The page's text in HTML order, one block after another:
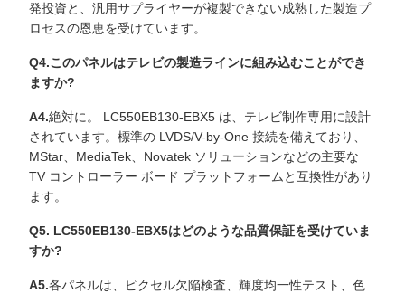
発投資と、汎用サプライヤーが複製できない成熟した製造プ
ロセスの恩恵を受けています。
Q4.このパネルはテレビの製造ラインに組み込むことができ
ますか?
A4.絶対に。 LC550EB130-EBX5 は、テレビ制作専用に設計
されています。標準の LVDS/V-by-One 接続を備えており、
MStar、MediaTek、Novatek ソリューションなどの主要な
TV コントローラー ボード プラットフォームと互換性があり
ます。
Q5. LC550EB130-EBX5はどのような品質保証を受けていま
すか?
A5.各パネルは、ピクセル欠陥検査、輝度均一性テスト、色